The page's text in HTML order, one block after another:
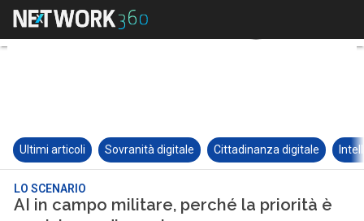
Ultimi articoli Sovranità digitale Cittadinanza digitale
LO SCENARIO
AI in campo militare, perché la priorità è